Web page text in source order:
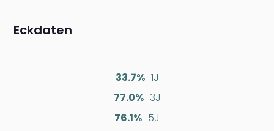
Eckdaten
33.7% 1J
77.0% 3J
76.1% 5J